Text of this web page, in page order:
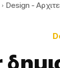
Design -